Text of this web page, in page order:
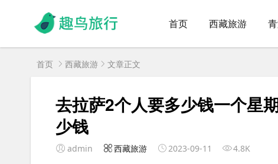
首页 西藏旅游
首页 西藏旅游 文章正文
去拉萨2个人要多少钱一个星
少钱
admin 西藏旅游 2023-09-11 4.8K